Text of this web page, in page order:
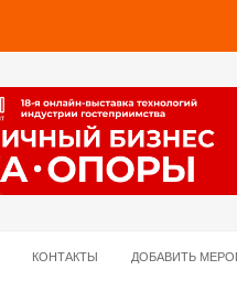
КОНТАКТЫ ДОБАВИТЬ